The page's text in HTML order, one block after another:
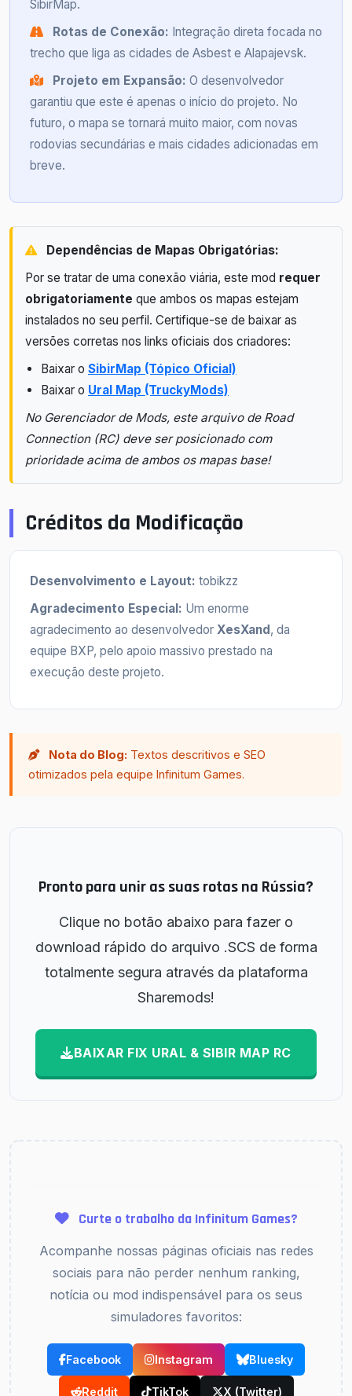
SibirMap.
Rotas de Conexão: Integração direta focada no
trecho que liga as cidades de Asbest e Alapajevsk.
Projeto em Expansão: O desenvolvedor
garantiu que este é apenas o início do projeto. No
futuro, o mapa se tornará muito maior, com novas
rodovias secundárias e mais cidades adicionadas em
breve.
Dependências de Mapas Obrigatórias:
Por se tratar de uma conexão viária, este mod requer
obrigatoriamente que ambos os mapas estejam
instalados no seu perfil. Certifique-se de baixar as
versões corretas nos links oficiais dos criadores:
Baixar o SibirMap (Tópico Oficial)
Baixar o Ural Map (TruckyMods)
No Gerenciador de Mods, este arquivo de Road
Connection (RC) deve ser posicionado com
prioridade acima de ambos os mapas base!
Créditos da Modificação
Desenvolvimento e Layout: tobikzz
Agradecimento Especial: Um enorme
agradecimento ao desenvolvedor XesXand , da
equipe BXP, pelo apoio massivo prestado na
execução deste projeto.
Nota do Blog: Textos descritivos e SEO
otimizados pela equipe Infinitum Games.
Pronto para unir as suas rotas na Rússia?
Clique no botão abaixo para fazer o
download rápido do arquivo .SCS de forma
totalmente segura através da plataforma
Sharemods!
BAIXAR FIX URAL & SIBIR MAP RC
Curte o trabalho da Infinitum Games?
Acompanhe nossas páginas oficiais nas redes
sociais para não perder nenhum ranking,
notícia ou mod indispensável para os seus
simuladores favoritos:
Facebook Instagram Bluesky
Reddit TikTok X (Twitter)